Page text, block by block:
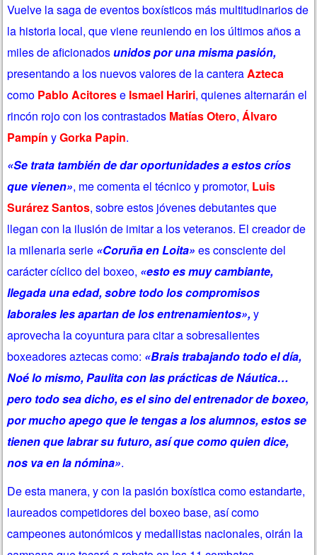
Vuelve la saga de eventos boxísticos más multitudinarios de
la historia local,que viene reuniendo en los últimos años a
miles de aficionadosunidos por una misma pasión,
presentando a los nuevos valores de la cantera Azteca
como Pablo Acitorese Ismael Hariri, quienes alternarán el
rincón rojo con los contrastados Matías Otero, Álvaro
Pampín yGorka Papin.
«Se trata también de dar oportunidades a estos críos
que vienen», me comenta el técnico y promotor, Luis
Surárez Santos, sobre estos jóvenes debutantes que
llegan con la ilusión de imitar a los veteranos. El creador de
la milenaria serie «Coruña en Loita» es consciente del
carácter cíclico del boxeo, «esto es muy cambiante,
llegada una edad, sobre todo los compromisos
laborales les apartan de los entrenamientos»,y
aprovecha la coyuntura para citar a sobresalientes
boxeadores aztecas como: «Brais trabajando todo el día,
Noé lo mismo, Paulita con las prácticas de Náutica…
pero todo sea dicho, es el sino del entrenador de boxeo,
por mucho apego que le tengas a los alumnos, estos se
tienen que labrar su futuro, así que como quien dice,
nos va en la nómina».
De esta manera, y con la pasión boxística como estandarte,
laureados competidores del boxeo base, así como
campeones autonómicos y medallistas nacionales, oirán la